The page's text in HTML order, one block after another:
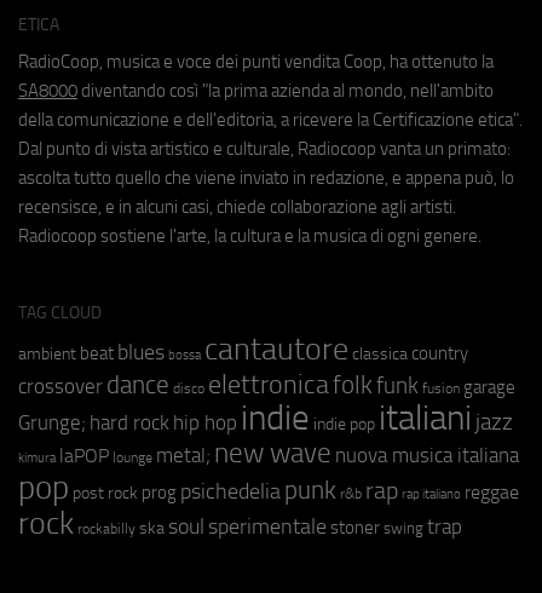
ETICA
RadioCoop, musica e voce dei punti vendita Coop, ha ottenuto la
SA8000 diventando così "la prima azienda al mondo, nell'ambito
della comunicazione e dell'editoria, a ricevere la Certificazione etica".
Dal punto di vista artistico e culturale, Radiocoop vanta un primato:
ascolta tutto quello che viene inviato in redazione, e appena può, lo
recensisce, e in alcuni casi, chiede collaborazione agli artisti.
Radiocoop sostiene l'arte, la cultura e la musica di ogni genere.
TAG CLOUD
ambient beat blues bossa cantautore classica country
crossover dance disco elettronicafolkfunk fusion garage
Grunge; hard rock hip hop indie indie pop italiani jazz
kimura laPOP lounge metal; new wave nuova musica italiana
pop post rock prog psichedeliapunk r&b rap rap italiano reggae
rock rockabilly ska soul sperimentale stoner swing trap